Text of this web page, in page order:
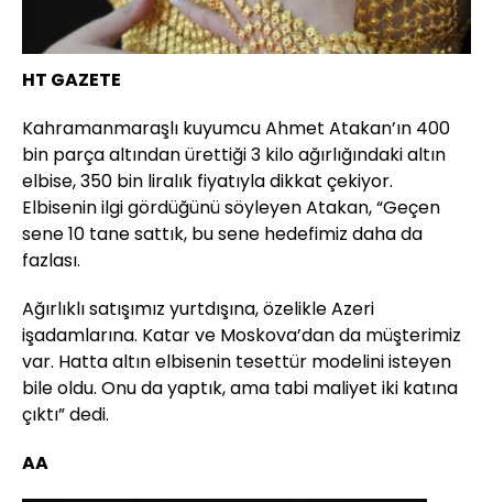
HT GAZETE
Kahramanmaraşlı kuyumcu Ahmet Atakan’ın 400
bin parça altından ürettiği 3 kilo ağırlığındaki altın
elbise, 350 bin liralık fiyatıyla dikkat çekiyor.
Elbisenin ilgi gördüğünü söyleyen Atakan, “Geçen
sene 10 tane sattık, bu sene hedefimiz daha da
fazlası.
Ağırlıklı satışımız yurtdışına, özelikle Azeri
işadamlarına. Katar ve Moskova’dan da müşterimiz
var. Hatta altın elbisenin tesettür modelini isteyen
bile oldu. Onu da yaptık, ama tabi maliyet iki katına
çıktı” dedi.
AA